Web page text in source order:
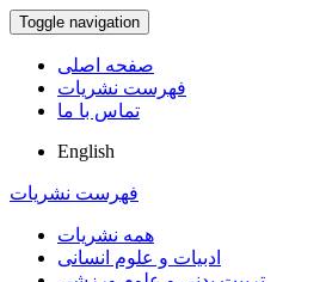
Toggle navigation
صفحه اصلی
فهرست نشریات
تماس با ما
English
فهرست نشریات
همه نشریات
ادبیات و علوم انسانی